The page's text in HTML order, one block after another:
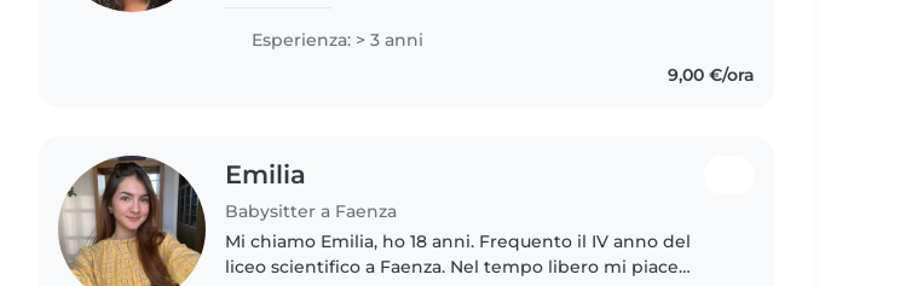
Esperienza: > 3 anni
9,00 €/ora
Emilia
Babysitter a Faenza
Mi chiamo Emilia, ho 18 anni. Frequento il IV anno del
liceo scientifico a Faenza. Nel tempo libero mi piace